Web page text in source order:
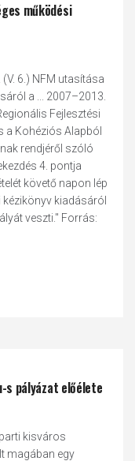
működési
6.) NFM utasítása
a ... 2007–2013.
Fejlesztési
a Kohéziós Alapból
rendjéről szóló
4. pontja
követő napon lép
kiadásáról
veszti." Forrás:
s pályázat előélete
kisváros
magában egy